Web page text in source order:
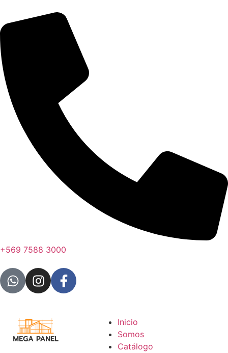
+569 7588 3000
Inicio
Somos
Catálogo